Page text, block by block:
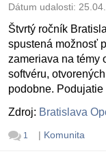
Dátum udalosti:
Štvrtý ročník
spustená možnosť
zameriava na témy
softvéru,
podobne.
Zdroj: Bratislava
1 | Komunita